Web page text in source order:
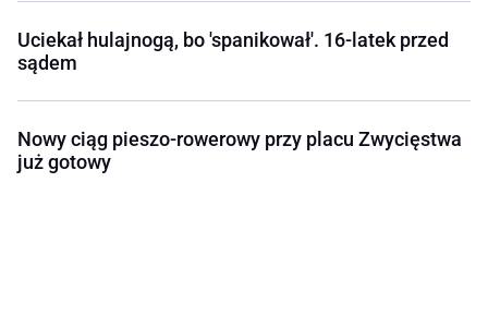
Uciekał hulajnogą, bo 'spanikował'. 16-latek przed
sądem
Nowy ciąg pieszo-rowerowy przy placu Zwycięstwa
już gotowy